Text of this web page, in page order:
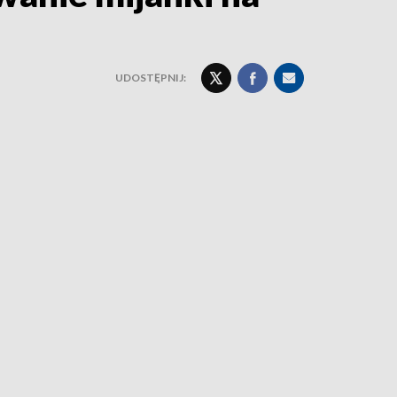
UDOSTĘPNIJ: